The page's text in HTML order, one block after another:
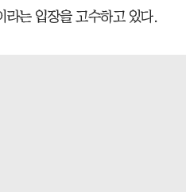
라는 입장을 고수하고 있다.